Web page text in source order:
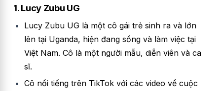
1. Lucy Zubu UG
Lucy Zubu UG là một cô gái trẻ sinh ra và lớn
lên tại Uganda, hiện đang sống và làm việc tại
Việt Nam. Cô là một người mẫu, diễn viên và ca
sĩ.
Cô nổi tiếng trên TikTok với các video về cuộc